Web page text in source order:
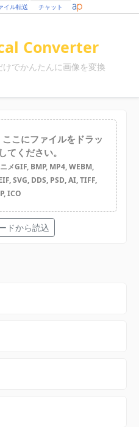
イル転送 チャット
Converter
けでかんたんに画像を変換
こにファイルをドラッ
てください。
メGIF, BMP, MP4, WEBM,
SVG, DDS, PSD, AI, TIFF,
ICO
ドから読込